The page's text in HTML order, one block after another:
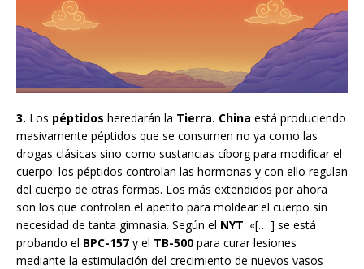
3. Los péptidos heredarán la Tierra. China está produciendo
masivamente péptidos que se consumen no ya como las
drogas clásicas sino como sustancias cíborg para modificar el
cuerpo: los péptidos controlan las hormonas y con ello regulan
del cuerpo de otras formas. Los más extendidos por ahora
son los que controlan el apetito para moldear el cuerpo sin
necesidad de tanta gimnasia. Según el NYT: «[… ] se está
probando el BPC-157 y el TB-500 para curar lesiones
mediante la estimulación del crecimiento de nuevos vasos